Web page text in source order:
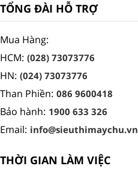
TỔNG ĐÀI HỖ TRỢ
Mua Hàng:
HCM: (028) 73073776
HN: (024) 73073776
Than Phiền: 086 9600418
Bảo hành: 1900 633 326
Email: info@sieuthimaychu.vn
THỜI GIAN LÀM VIỆC